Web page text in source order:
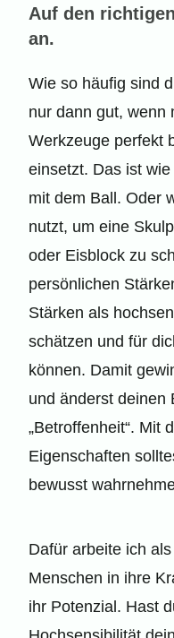
Auf den
an.
Wie so häufig sind
nur dann gut, wenn
Werkzeuge perfekt
einsetzt. Das ist
mit dem Ball. Oder
nutzt, um eine
oder Eisblock zu
persönlichen
Stärken als
schätzen und für
können. Damit
und änderst deinen
„Betroffenheit“. Mit
Eigenschaften
bewusst
Dafür arbeite ich
Menschen in ihre
ihr Potenzial. Hast